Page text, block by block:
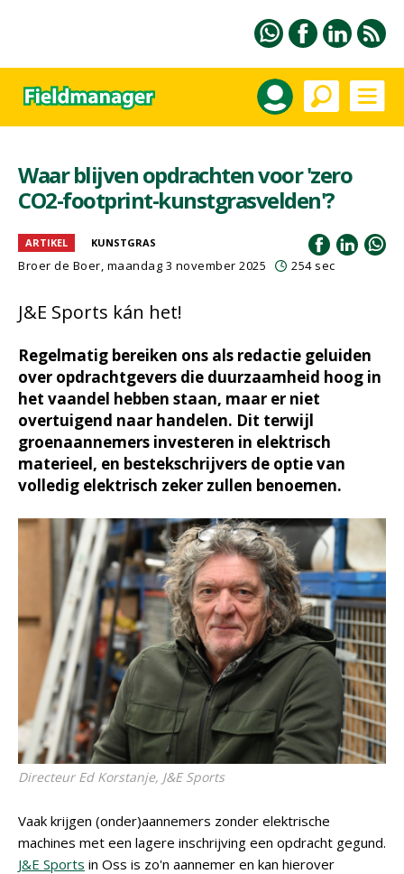
Waar blijven opdrachten voor 'zero
CO2-footprint-kunstgrasvelden'?
ARTIKEL KUNSTGRAS
Broer de Boer, maandag 3 november 2025 254 sec
J&E Sports kán het!
Regelmatig bereiken ons als redactie geluiden
over opdrachtgevers die duurzaamheid hoog in
het vaandel hebben staan, maar er niet
overtuigend naar handelen. Dit terwijl
groenaannemers investeren in elektrisch
materieel, en bestekschrijvers de optie van
volledig elektrisch zeker zullen benoemen.
Directeur Ed Korstanje, J&E Sports
Vaak krijgen (onder)aannemers zonder elektrische
machines met een lagere inschrijving een opdracht gegund.
J&E Sports in Oss is zo'n aannemer en kan hierover